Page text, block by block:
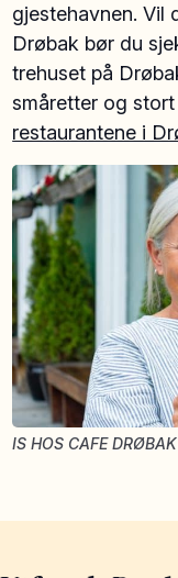
gjestehavnen. Vil
Drøbak bør du
trehuset på
småretter og
restaurantene i
IS HOS CAFE DRØBAK